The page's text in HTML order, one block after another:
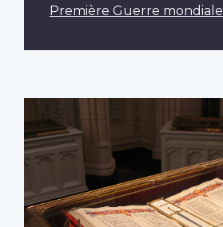
Première Guerre mondiale